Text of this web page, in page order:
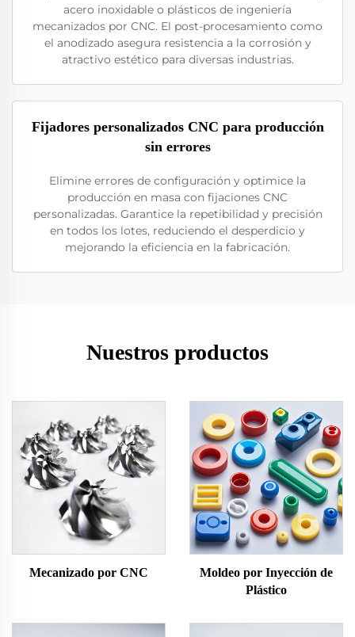
acero inoxidable o plásticos de ingeniería
mecanizados por CNC. El post-procesamiento como
el anodizado asegura resistencia a la corrosión y
atractivo estético para diversas industrias.
Fijadores personalizados CNC para producción
sin errores
Elimine errores de configuración y optimice la
producción en masa con fijaciones CNC
personalizadas. Garantice la repetibilidad y precisión
en todos los lotes, reduciendo el desperdicio y
mejorando la eficiencia en la fabricación.
Nuestros productos
Mecanizado por CNC
Moldeo por Inyección de
Plástico